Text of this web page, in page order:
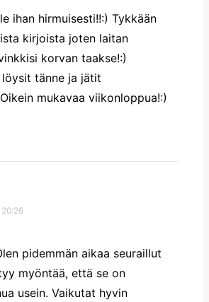
ihan hirmuisesti!!:) Tykkään
kirjoista joten laitan
korvan taakse!:)
tänne ja jätit
mukavaa viikonloppua!:)
pidemmän aikaa seuraillut
myöntää, että se on
usein. Vaikutat hyvin